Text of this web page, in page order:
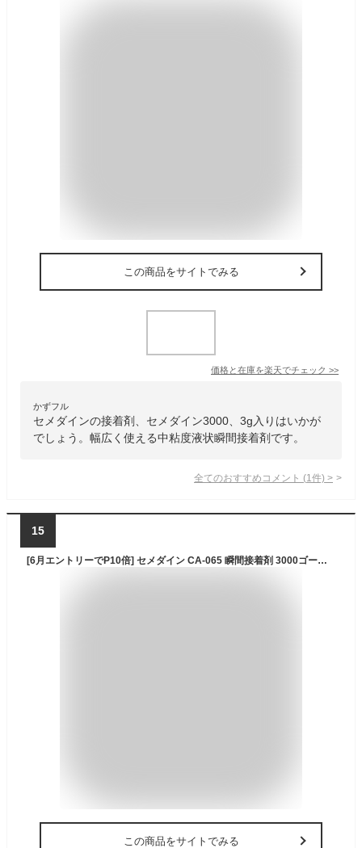
この商品をサイトでみる
価格と在庫を楽天でチェック >>
かずフル
セメダインの接着剤、セメダイン3000、3g入りはいかが
でしょう。幅広く使える中粘度液状瞬間接着剤です。
全てのおすすめコメント (1 件) >
15
[6月エントリーでP10倍] セメダイン CA-065 瞬間接着剤 3000ゴールドゼリー状 3g 透明 クリア強力 液ダレ防止 タレない しみこまない DIY ハンドメイド クラフト ホビー 補修材 修理 リペア 日曜大工 模型工作 | リフォーム 趣味 リメイク リノベーション 大工
この商品をサイトでみる